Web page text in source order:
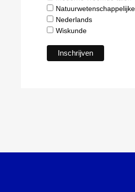
Nederlands
Wiskunde